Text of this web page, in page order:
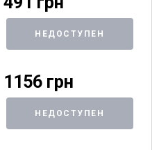
НЕДОСТУПЕН
1156 грн
НЕДОСТУПЕН